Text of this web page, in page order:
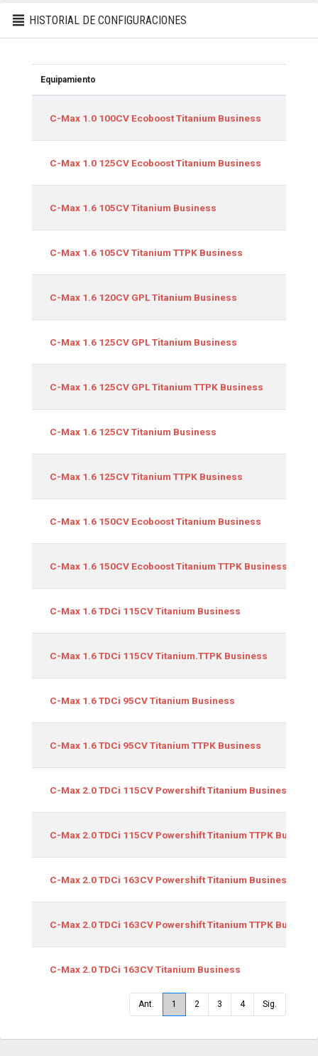
HISTORIAL DE CONFIGURACIONES
Equipamiento
C-Max 1.0 100CV Ecoboost Titanium Business
C-Max 1.0 125CV Ecoboost Titanium Business
C-Max 1.6 105CV Titanium Business
C-Max 1.6 105CV Titanium TTPK Business
C-Max 1.6 120CV GPL Titanium Business
C-Max 1.6 125CV GPL Titanium Business
C-Max 1.6 125CV GPL Titanium TTPK Business
C-Max 1.6 125CV Titanium Business
C-Max 1.6 125CV Titanium TTPK Business
C-Max 1.6 150CV Ecoboost Titanium Business
C-Max 1.6 150CV Ecoboost Titanium TTPK Business
C-Max 1.6 TDCi 115CV Titanium Business
C-Max 1.6 TDCi 115CV Titanium.TTPK Business
C-Max 1.6 TDCi 95CV Titanium Business
C-Max 1.6 TDCi 95CV Titanium TTPK Business
C-Max 2.0 TDCi 115CV Powershift Titanium Business
C-Max 2.0 TDCi 115CV Powershift Titanium TTPK Business
C-Max 2.0 TDCi 163CV Powershift Titanium Business
C-Max 2.0 TDCi 163CV Powershift Titanium TTPK Business
C-Max 2.0 TDCi 163CV Titanium Business
Ant. 1 2 3 4 Sig.